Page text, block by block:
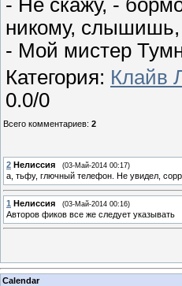
- Не скажу, -
никому, слышишь,
- Мой мистер
Категория: Клайв
0.0/0
Всего комментариев: 2
2 Нелиссия (03-Май-2014 00:17)
а, тьфу, глючный телефон. Не увидел,
1 Нелиссия (03-Май-2014 00:16)
Авторов фиков все же следует указывать
Calendar